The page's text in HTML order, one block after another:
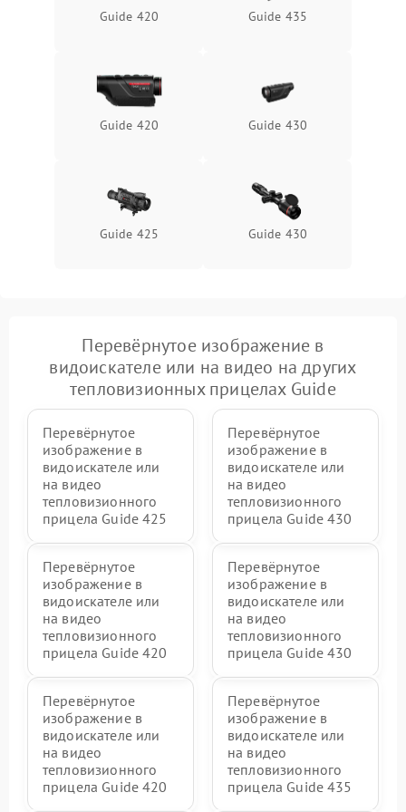
Поломка системы защиты
от перенапряжения
Подробнее →
Guide 420 Guide 435
Guide 420 Guide 430
Guide 425 Guide 430
Перевёрнутое изображение в
видоискателе или на видео на других
тепловизионных прицелах Guide
Перевёрнутое
изображение в
видоискателе или
на видео
тепловизионного
прицела Guide 425
Перевёрнутое
изображение в
видоискателе или
на видео
тепловизионного
прицела Guide 430
Перевёрнутое
изображение в
видоискателе или
на видео
тепловизионного
прицела Guide 420
Перевёрнутое
изображение в
видоискателе или
на видео
тепловизионного
прицела Guide 430
Перевёрнутое
изображение в
видоискателе или
на видео
тепловизионного
прицела Guide 420
Перевёрнутое
изображение в
видоискателе или
на видео
тепловизионного
прицела Guide 435